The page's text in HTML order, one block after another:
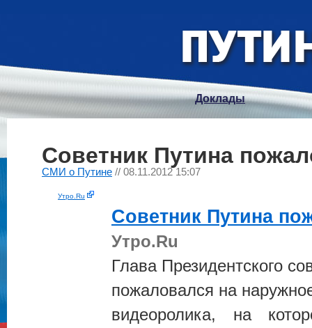
Доклады
Советник Путина
СМИ о Путине // 08.11.2012 15:07
Утро.Ru
Советник Путина
Утро.Ru
Глава Президентского
пожаловался на
видеоролика, на